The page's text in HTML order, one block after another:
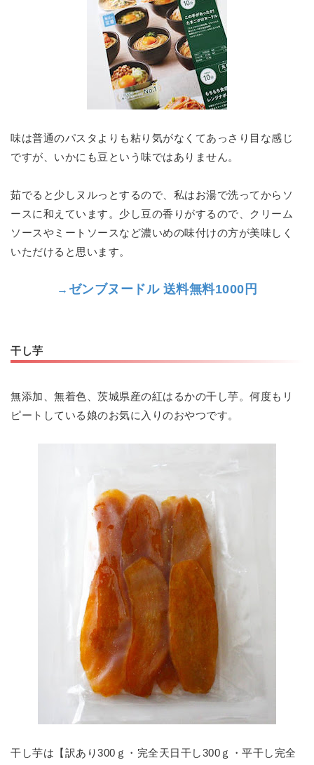
味は普通のパスタよりも粘り気がなくてあっさり目な感じ
ですが、いかにも豆という味ではありません。
茹でると少しヌルっとするので、私はお湯で洗ってからソ
ースに和えています。少し豆の香りがするので、クリーム
ソースやミートソースなど濃いめの味付けの方が美味しく
いただけると思います。
→ ゼンブヌードル 送料無料1000円
干し芋
無添加、無着色、茨城県産の紅はるかの干し芋。何度もリ
ピートしている娘のお気に入りのおやつです。
干し芋は【訳あり300ｇ・完全天日干し300ｇ・平干し完全